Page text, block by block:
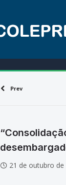
Prev
21 de outubro de